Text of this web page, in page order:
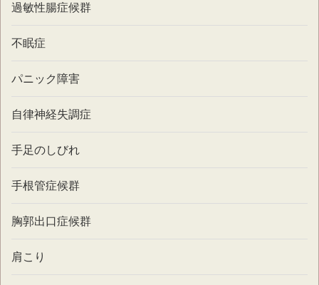
過敏性腸症候群
不眠症
パニック障害
自律神経失調症
手足のしびれ
手根管症候群
胸郭出口症候群
肩こり